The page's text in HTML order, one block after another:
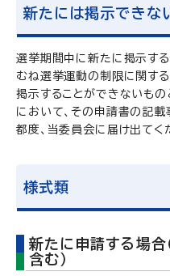
新たには掲示できな
選挙期間中に新たに掲示する
むね選挙運動の制限に関す
掲示することができないも
において、その申請書の記
都度、当委員会に届け出てく
様式類
新たに申請する場合
含む）